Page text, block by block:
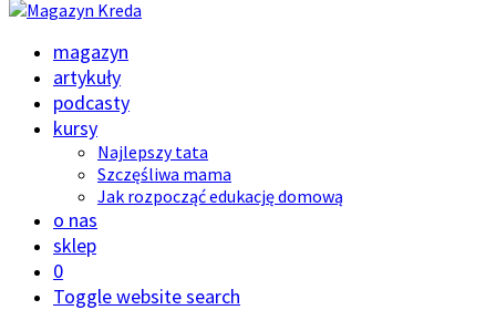
magazyn
artykuły
podcasty
kursy
Najlepszy tata
Szczęśliwa mama
Jak rozpocząć edukację domową
o nas
sklep
0
Toggle website search